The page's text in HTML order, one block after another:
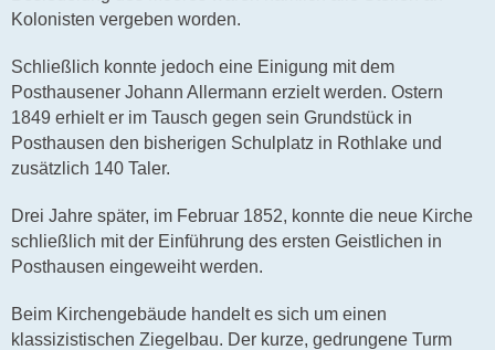
Kolonisten vergeben worden.
Schließlich konnte jedoch eine Einigung mit dem
Posthausener Johann Allermann erzielt werden. Ostern
1849 erhielt er im Tausch gegen sein Grundstück in
Posthausen den bisherigen Schulplatz in Rothlake und
zusätzlich 140 Taler.
Drei Jahre später, im Februar 1852, konnte die neue Kirche
schließlich mit der Einführung des ersten Geistlichen in
Posthausen eingeweiht werden.
Beim Kirchengebäude handelt es sich um einen
klassizistischen Ziegelbau. Der kurze, gedrungene Turm